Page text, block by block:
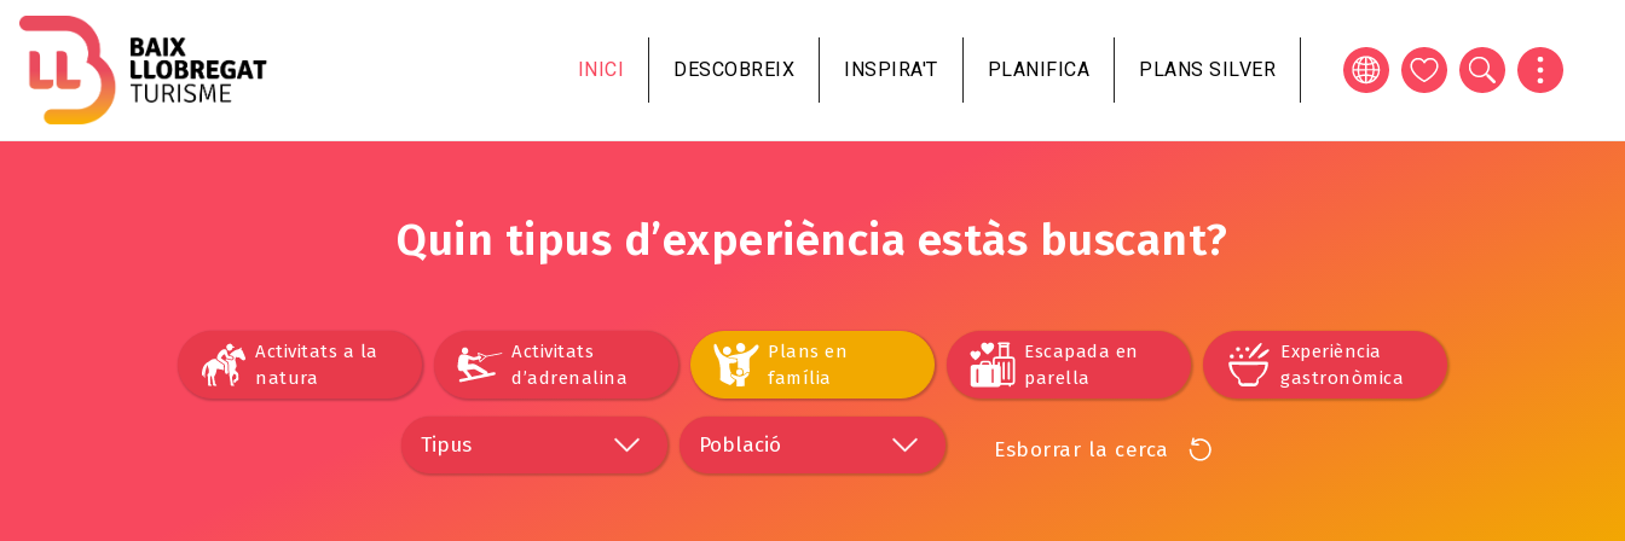
al
contingut
INICI DESCOBREIX INSPIRA'T PLANIFICA PLANS SILVER
Quin tipus d’experiència estàs buscant?
Activitats a la
natura
Activitats
d’adrenalina
Plans en
família
Escapada en
parella
Experiència
gastronòmica
Esborrar la cerca